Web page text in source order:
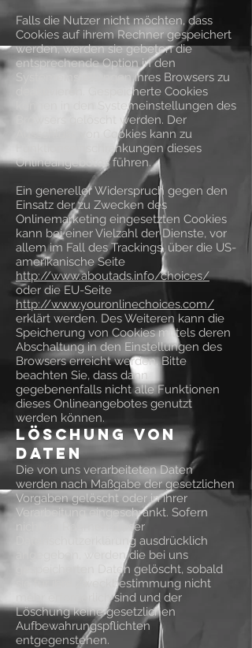
Falls die Nutzer nicht möchten, dass
Cookies auf ihrem Rechner gespeichert
werden, werden sie gebeten die
entsprechende Option in den
Systemeinstellungen ihres Browsers zu
deaktivieren. Gespeicherte Cookies
können in den Systemeinstellungen des
Browsers gelöscht werden. Der
Ausschluss von Cookies kann zu
Funktionseinschränkungen dieses
Onlineangebotes führen.
Ein genereller Widerspruch gegen den
Einsatz der zu Zwecken des
Onlinemarketing eingesetzten Cookies
kann bei einer Vielzahl der Dienste, vor
allem im Fall des Trackings, über die US-
amerikanische Seite
http://www.aboutads.info/choices/
oder die EU-Seite
http://www.youronlinechoices.com/
erklärt werden. Des Weiteren kann die
Speicherung von Cookies mittels deren
Abschaltung in den Einstellungen des
Browsers erreicht werden. Bitte
beachten Sie, dass dann
gegebenenfalls nicht alle Funktionen
dieses Onlineangebotes genutzt
werden können.
Löschung von
Daten
Die von uns verarbeiteten Daten
werden nach Maßgabe der gesetzlichen
Vorgaben gelöscht oder in ihrer
Verarbeitung eingeschränkt. Sofern
nicht im Rahmen dieser
Datenschutzerklärung ausdrücklich
angegeben, werden die bei uns
gespeicherten Daten gelöscht, sobald
sie für ihre Zweckbestimmung nicht
mehr erforderlich sind und der
Löschung keine gesetzlichen
Aufbewahrungspflichten
entgegenstehen.